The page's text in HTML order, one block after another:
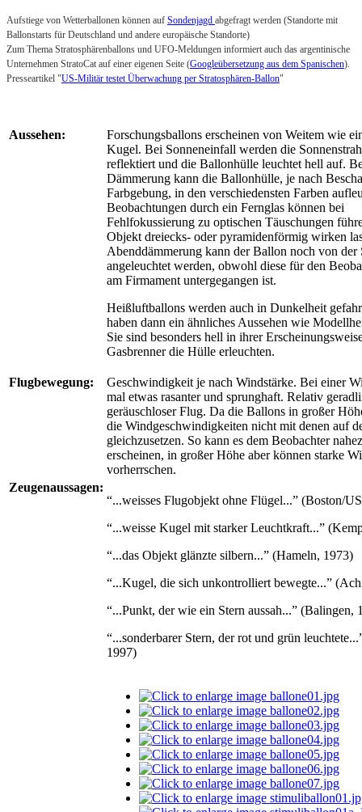
Aufstiege von Wetterballonen können auf Sondenjagd abgefragt werden (Standorte mit
Ballonstarts für Deutschland und andere europäische Standorte)
Zum Thema Stratosphärenballons und UFO-Meldungen informiert auch das argentinische
Unternehmen StratoCat auf einer eigenen Seite (Googleübersetzung aus dem Spanischen).
Presseartikel "US-Militär testet Überwachung per Stratosphären-Ballon"
Aussehen:
Forschungsballons erscheinen von Weitem wie
Kugel. Bei Sonneneinfall werden die
reflektiert und die Ballonhülle leuchtet hell auf.
Dämmerung kann die Ballonhülle, je nach
Farbgebung, in den verschiedensten Farben
Beobachtungen durch ein Fernglas können bei
Fehlfokussierung zu optischen Täuschungen
Objekt dreiecks- oder pyramidenförmig wirken
Abenddämmerung kann der Ballon noch von der
angeleuchtet werden, obwohl diese für den
am Firmament untergegangen ist.
Heißluftballons werden auch in Dunkelheit
haben dann ein ähnliches Aussehen wie
Sie sind besonders hell in ihrer
Gasbrenner die Hülle erleuchten.
Flugbewegung:
Geschwindigkeit je nach Windstärke. Bei einer
mal etwas rasanter und sprunghaft. Relativ
geräuschloser Flug. Da die Ballons in großer
die Windgeschwindigkeiten nicht mit denen auf
gleichzusetzen. So kann es dem Beobachter
erscheinen, in großer Höhe aber können starke
vorherrschen.
Zeugenaussagen:
“...weisses Flugobjekt ohne Flügel...” (Boston/
“...weisse Kugel mit starker Leuchtkraft...”
“...das Objekt glänzte silbern...” (Hameln, 1973)
“...Kugel, die sich unkontrolliert bewegte...”
“...Punkt, der wie ein Stern aussah...” (Balingen,
“...sonderbarer Stern, der rot und grün
1997)